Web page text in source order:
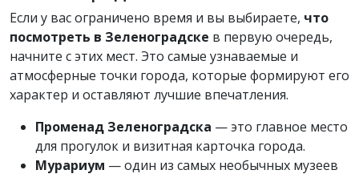
Если у вас ограничено время и вы выбираете, что
посмотреть в Зеленоградске в первую очередь,
начните с этих мест. Это самые узнаваемые и
атмосферные точки города, которые формируют его
характер и оставляют лучшие впечатления.
Променад Зеленоградска — это главное место
для прогулок и визитная карточка города.
Мурариум — один из самых необычных музеев